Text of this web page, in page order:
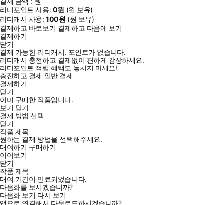
리디포인트 사용: 0원 (원 보유)
리디캐시 사용:100원 (원 보유)
결제하고 바로보기 결제하고 다음에 보기
결제하기
닫기
결제 가능한 리디캐시, 포인트가 없습니다.
리디캐시 충전하고 결제없이 편하게 감상하세요.
리디포인트 적립 혜택도 놓치지 마세요!
충전하고 결제 일반 결제
결제하기
닫기
이미 구매한 작품입니다.
보기 닫기
결제 방법 선택
닫기
작품 제목
원하는 결제 방법을 선택해주세요.
대여하기 구매하기
이어보기
닫기
작품 제목
대여 기간이 만료되었습니다.
다음화를 보시겠습니까?
다음화 보기 다시 보기
앱으로 연결해서 다운로드하시겠습니까?